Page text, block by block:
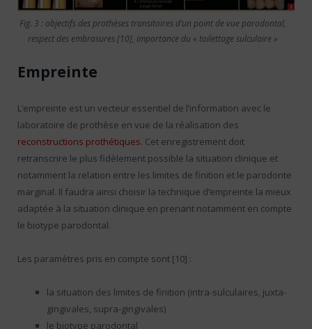
Fig. 3 : objectifs des prothèses transitoires d’un point de vue parodontal,
respect des embrasures [10], importance du « toilettage sulculaire »
Empreinte
L’empreinte est un vecteur essentiel de l’information avec le
laboratoire de prothèse en vue de la réalisation des
reconstructions prothétiques. Cet enregistrement doit
retranscrire le plus fidèlement possible la situation clinique et
notamment la relation entre les limites de finition et le parodonte
marginal. Il faudra ainsi choisir la technique d’empreinte la mieux
adaptée à la situation clinique en prenant notamment en compte
le biotype parodontal.
Les paramètres pris en compte sont [10] :
la situation des limites de finition (intra-sulculaires, juxta-
gingivales, supra-gingivales)
le biotype parodontal